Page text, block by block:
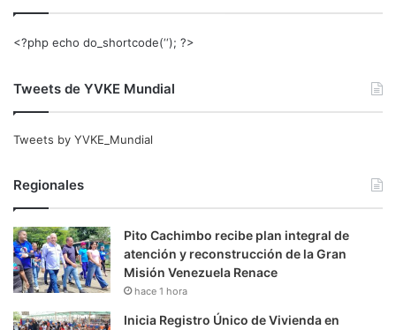
<?php echo do_shortcode(‘‘); ?>
Tweets de YVKE Mundial
Tweets by YVKE_Mundial
Regionales
Pito Cachimbo recibe plan integral de
atención y reconstrucción de la Gran
Misión Venezuela Renace
hace 1 hora
Inicia Registro Único de Vivienda en